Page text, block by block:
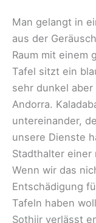
Man gelangt in
aus der
Raum mit einem
Tafel sitzt ein
sehr dunkel
Andorra.
untereinander,
unsere Dienste
Stadthalter einer
Wenn wir das
Entschädigung
Tafeln haben
Sothjir verlässt